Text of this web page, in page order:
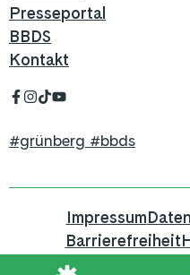
Presseportal
BBDS
Kontakt
#grünberg #bbds
Impressum
Barrierefreiheit
Hier